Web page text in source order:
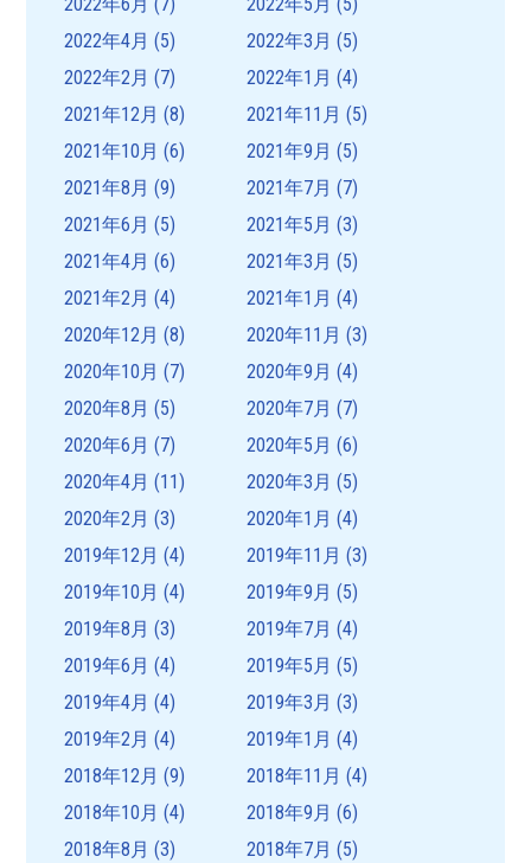
2022年4月 (5) 2022年3月 (5)
2022年2月 (7) 2022年1月 (4)
2021年12月 (8) 2021年11月 (5)
2021年10月 (6) 2021年9月 (5)
2021年8月 (9) 2021年7月 (7)
2021年6月 (5) 2021年5月 (3)
2021年4月 (6) 2021年3月 (5)
2021年2月 (4) 2021年1月 (4)
2020年12月 (8) 2020年11月 (3)
2020年10月 (7) 2020年9月 (4)
2020年8月 (5) 2020年7月 (7)
2020年6月 (7) 2020年5月 (6)
2020年4月 (11) 2020年3月 (5)
2020年2月 (3) 2020年1月 (4)
2019年12月 (4) 2019年11月 (3)
2019年10月 (4) 2019年9月 (5)
2019年8月 (3) 2019年7月 (4)
2019年6月 (4) 2019年5月 (5)
2019年4月 (4) 2019年3月 (3)
2019年2月 (4) 2019年1月 (4)
2018年12月 (9) 2018年11月 (4)
2018年10月 (4) 2018年9月 (6)
2018年8月 (3) 2018年7月 (5)